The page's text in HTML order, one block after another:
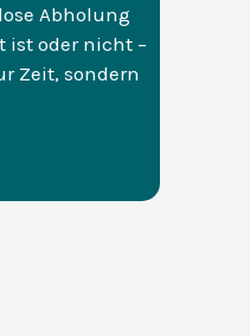
Abholung
ist oder nicht –
Zeit, sondern